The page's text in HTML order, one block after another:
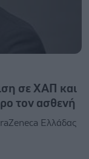
σε ΧΑΠ και
τον ασθενή
Ελλάδας